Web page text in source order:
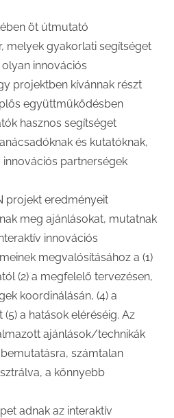
öt útmutató
melyek gyakorlati segítséget
innovációs
projektben kívánnak részt
együttműködésben
hasznos segítséget
és kutatóknak,
innovációs partnerségek
projekt eredményeit
meg ajánlásokat, mutatnak
innovációs
megvalósításához a (1)
(2) a megfelelő tervezésen,
koordinálásán, (4) a
a hatások eléréséig. Az
ajánlások/technikák
számtalan
a könnyebb
adnak az interaktív